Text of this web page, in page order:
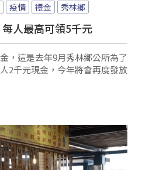
疫情 禮金 秀林鄉
人最高可領5千元
，這是去年9月秀林鄉公所為了
2千元現金，今年將會再度發放